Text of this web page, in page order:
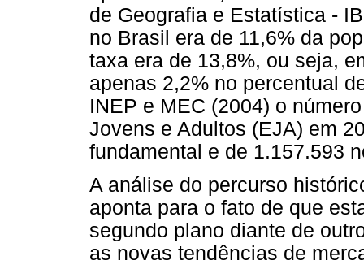
de Geografia e Estatística -
no Brasil era de 11,6% da
taxa era de 13,8%, ou seja,
apenas 2,2% no percentual
INEP e MEC (2004) o
Jovens e Adultos (EJA) em
fundamental e de 1.157.593
A análise do percurso
aponta para o fato de que
segundo plano diante de
as novas tendências de